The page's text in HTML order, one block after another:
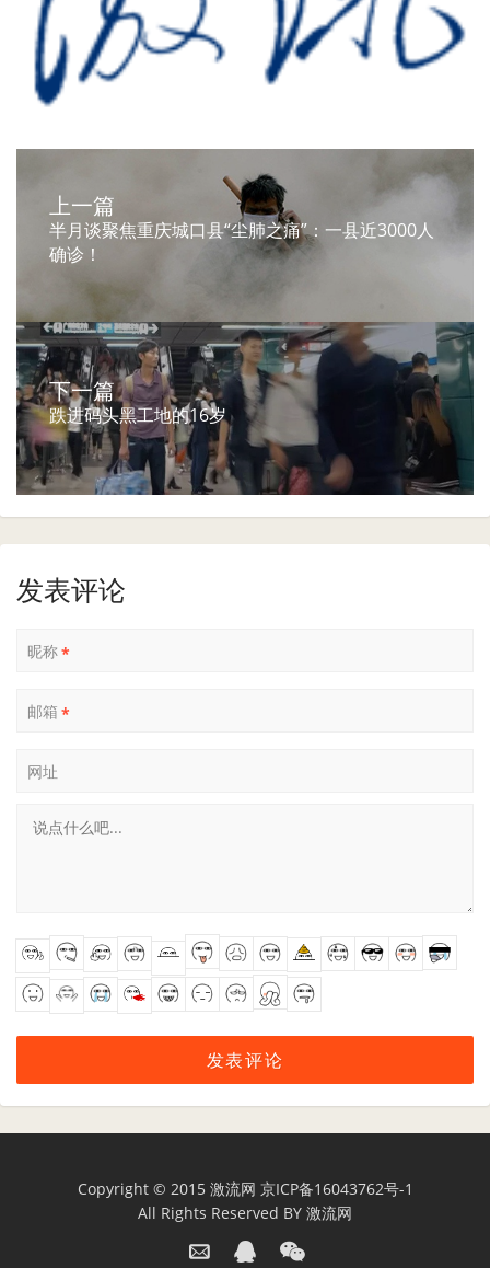
上一篇
半月谈聚焦重庆城口县“尘肺之痛”：一县近3000人
确诊！
下一篇
跌进码头黑工地的16岁
发表评论
昵称*
邮箱 *
网址
Copyright © 2015 激流网 京ICP备16043762号-1
All Rights Reserved BY 激流网